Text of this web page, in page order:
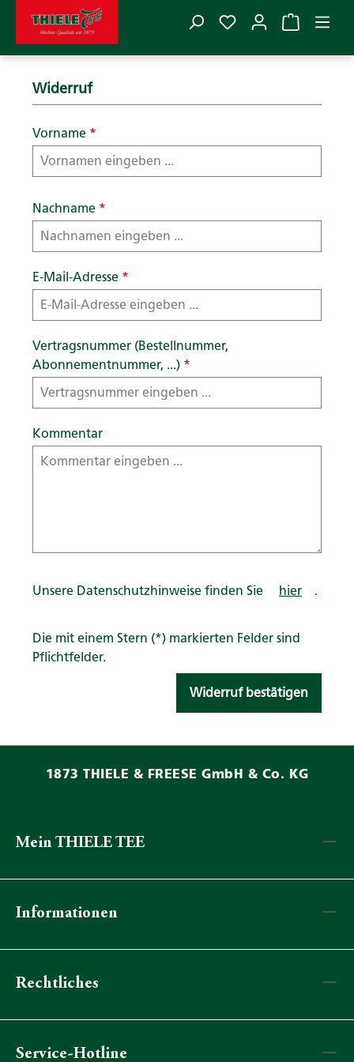
Zum Hauptinhalt springen Du hast 0
Widerruf
Vorname *
Nachname *
E-Mail-Adresse *
Vertragsnummer (Bestellnummer,
Abonnementnummer, ...) *
Kommentar
Unsere Datenschutzhinweise finden Sie hier .
Die mit einem Stern (*) markierten Felder sind
Pflichtfelder.
Widerruf bestätigen
1873 THIELE & FREESE GmbH & Co. KG
Mein THIELE TEE
Informationen
Rechtliches
Service-Hotline